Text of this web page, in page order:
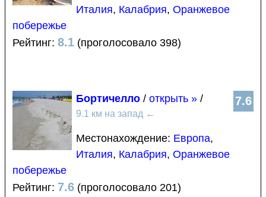
Италия, Калабрия, Оранжевое
побережье
Рейтинг: 8.1 (проголосовало 398)
7.6
Бортичелло / открыть » /
9.1 км на запад ←
Местонахождение: Европа,
Италия, Калабрия, Оранжевое
побережье
Рейтинг: 7.6 (проголосовало 201)